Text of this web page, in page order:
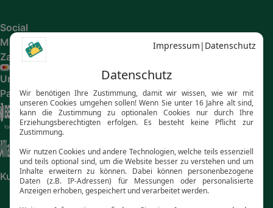
Social
Media
Zahlungsarten
Unsere
Partner
Kundenbewertungen